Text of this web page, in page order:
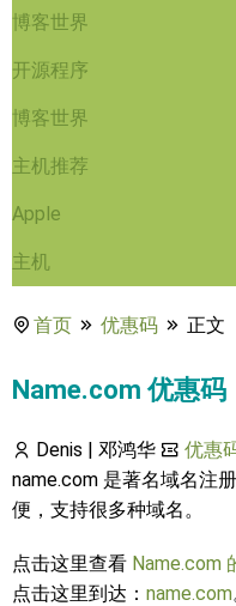
博客世界
开源程序
博客世界
主机推荐
Apple
主机
首页 优惠码 正文
Name.com 优惠码
Denis | 邓鸿华 优惠
name.com 是著名域名注
便，支持很多种域名。
点击这里查看 Name.com
点击这里到达： name.com